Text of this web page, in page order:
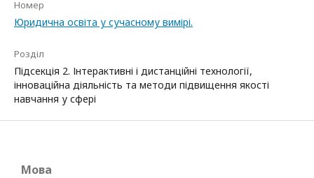
Номер
Юридична освіта у сучасному вимірі.
Розділ
Підсекція 2. Інтерактивні і дистанційні технології,
інноваційна діяльність та методи підвищення якості
навчання у сфері
Мова